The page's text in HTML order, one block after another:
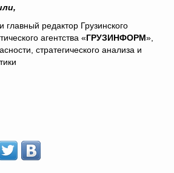
,
главный редактор Грузинского
агентства «ГРУЗИНФОРМ»,
стратегического анализа и